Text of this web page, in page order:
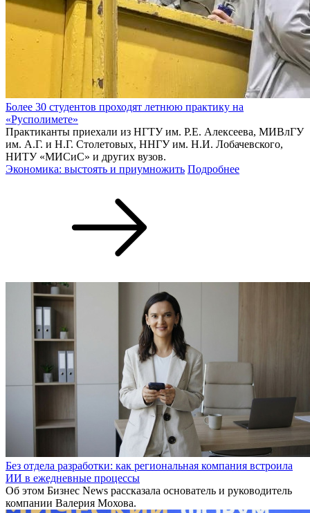
Более 30 студентов проходят летнюю практику на
«Русполимете»
Практиканты приехали из НГТУ им. Р.Е. Алексеева, МИВлГУ
им. А.Г. и Н.Г. Столетовых, ННГУ им. Н.И. Лобачевского,
НИТУ «МИСиС» и других вузов.
Экономика: выстоять и приумножить Подробнее
Без отдела разработки: как региональная компания встроила
ИИ в ежедневные процессы
Об этом Бизнес News рассказала основатель и руководитель
компании Валерия Мохова.